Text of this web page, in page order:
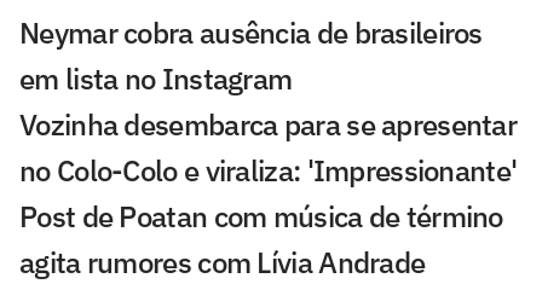
Neymar cobra ausência de brasileiros
em lista no Instagram
Vozinha desembarca para se apresentar
no Colo-Colo e viraliza: 'Impressionante'
Post de Poatan com música de término
agita rumores com Lívia Andrade